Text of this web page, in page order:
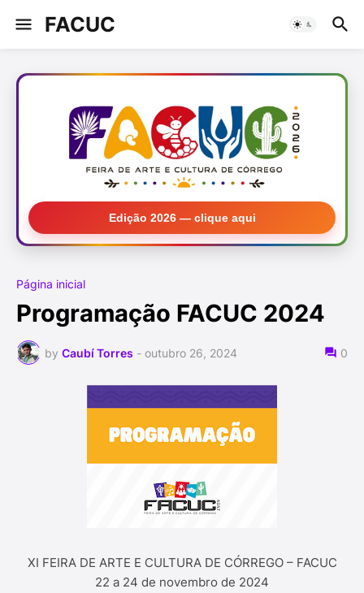
FACUC
Edição 2026 — clique aqui
Página inicial
Programação FACUC 2024
by Caubí Torres - outubro 26, 2024 0
XI FEIRA DE ARTE E CULTURA DE CÓRREGO – FACUC
22 a 24 de novembro de 2024